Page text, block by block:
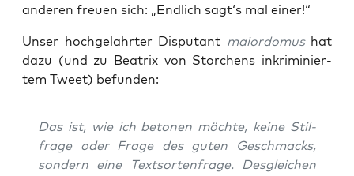
ande­ren freu­en sich: „End­lich sagt‘s mal einer!“
Unser hoch­ge­lahr­ter Dis­pu­tant mai­or­do­mushat
dazu (und zu Bea­trix von Stor­chens inkri­mi­nier­
tem Tweet) befunden:
Das ist, wie ich beto­nen möch­te, kei­ne Stil­
fra­ge oder Fra­ge des guten Geschmacks,
son­dern eine Text­sor­ten­fra­ge. Des­glei­chen